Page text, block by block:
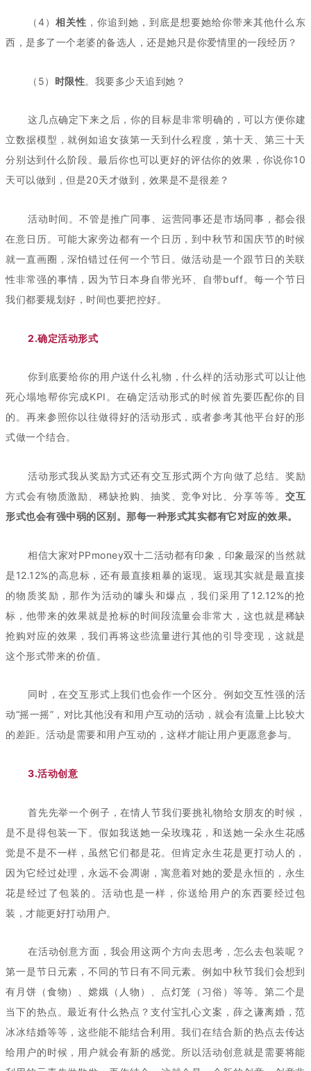
（4）相关性 ，你追到她，到底是想要她给你带来其他什么东
西，是多了一个老婆的备选人，还是她只是你爱情里的一段经历？
（5） 时限性。我要多少天追到她？
这几点确定下来之后，你的目标是非常明确的，可以方便你建
立数据模型，就例如追女孩第一天到什么程度，第十天、第三十天
分别达到什么阶段。最后你也可以更好的评估你的效果，你说你10
天可以做到，但是20天才做到，效果是不是很差？
活动时间。不管是推广同事、运营同事还是市场同事，都会很
在意日历。可能大家旁边都有一个日历，到中秋节和国庆节的时候
就一直画圈，深怕错过任何一个节日。做活动是一个跟节日的关联
性非常强的事情，因为节日本身自带光环、自带buff。每一个节日
我们都要规划好，时间也要把控好。
2.确定活动形式
你到底要给你的用户送什么礼物，什么样的活动形式可以让他
死心塌地帮你完成KPI。在确定活动形式的时候首先要匹配你的目
的。再来参照你以往做得好的活动形式，或者参考其他平台好的形
式做一个结合。
活动形式我从奖励方式还有交互形式两个方向做了总结。奖励
方式会有物质激励、稀缺抢购、抽奖、竞争对比、分享等等。 交互
形式也会有强中弱的区别。那每一种形式其实都有它对应的效果。
相信大家对PPmoney双十二活动都有印象，印象最深的当然就
是12.12%的高息标，还有最直接粗暴的返现。返现其实就是最直接
的物质奖励，那作为活动的噱头和爆点，我们采用了12.12%的抢
标，他带来的效果就是抢标的时间段流量会非常大，这也就是稀缺
抢购对应的效果，我们再将这些流量进行其他的引导变现，这就是
这个形式带来的价值。
同时，在交互形式上我们也会作一个区分。例如交互性强的活
动“摇一摇”，对比其他没有和用户互动的活动，就会有流量上比较大
的差距。活动是需要和用户互动的，这样才能让用户更愿意参与。
3.活动创意
首先先举一个例子，在情人节我们要挑礼物给女朋友的时候，
是不是得包装一下。假如我送她一朵玫瑰花，和送她一朵永生花感
觉是不是不一样，虽然它们都是花。但肯定永生花是更打动人的，
因为它经过处理，永远不会凋谢，寓意着对她的爱是永恒的，永生
花是经过了包装的。活动也是一样，你送给用户的东西要经过包
装，才能更好打动用户。
在活动创意方面，我会用这两个方向去思考，怎么去包装呢？
第一是节日元素，不同的节日有不同元素。例如中秋节我们会想到
有月饼（食物）、嫦娥（人物）、点灯笼（习俗）等等。第二个是
当下的热点。最近有什么热点？支付宝扎心文案，薛之谦离婚，范
冰冰结婚等等，这些能不能结合利用。我们在结合新的热点去传达
给用户的时候，用户就会有新的感觉。所以活动创意就是需要将能